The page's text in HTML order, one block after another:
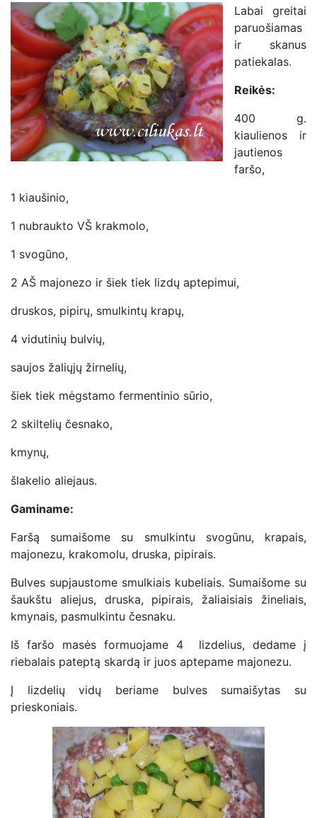
Labai greitai
paruošiamas
ir skanus
patiekalas.
Reikės:
400 g.
kiaulienos ir
jautienos
faršo,
1 kiaušinio,
1 nubraukto VŠ krakmolo,
1 svogūno,
2 AŠ majonezo ir šiek tiek lizdų aptepimui,
druskos, pipirų, smulkintų krapų,
4 vidutinių bulvių,
saujos žaliųjų žirnelių,
šiek tiek mėgstamo fermentinio sūrio,
2 skiltelių česnako,
kmynų,
šlakelio aliejaus.
Gaminame:
Faršą sumaišome su smulkintu svogūnu, krapais,
majonezu, krakomolu, druska, pipirais.
Bulves supjaustome smulkiais kubeliais. Sumaišome su
šaukštu aliejus, druska, pipirais, žaliaisiais žineliais,
kmynais, pasmulkintu česnaku.
Iš faršo masės formuojame 4 lizdelius, dedame į
riebalais pateptą skardą ir juos aptepame majonezu.
Į lizdelių vidų beriame bulves sumaišytas su
prieskoniais.